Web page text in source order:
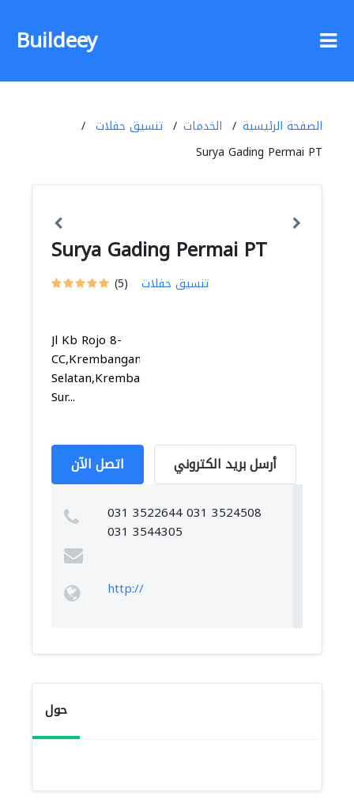
Buildeey
الصفحة الرئيسية الخدمات
تنسيق حفلات
Surya Gading Permai PT
Surya Gading Permai PT
(5) تنسيق حفلات
Jl Kb Rojo 8-
CC,Krembangan
Selatan,Krembangan,
Sur...
اتصل الآن أرسل بريد الكتروني
031 3522644 031 3524508
031 3544305
http://
حول